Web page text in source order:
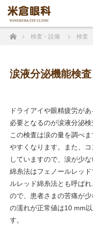
ホーム検査・設備 検査
涙液分泌機能検査
ドライアイや眼精疲労が
必要となるのが涙液分泌検
この検査は涙の量を調べ
やすくなります。また、
していますので、涙が少
綿糸法はフェノールレッ
ルレッド綿糸法とも呼ば
ので、患者さまの苦痛が
の濡れが正常値は10 mm
す。